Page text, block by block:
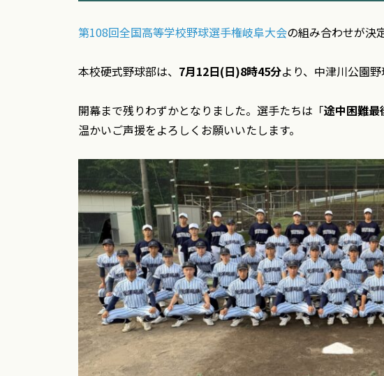
第108回全国高等学校野球選手権岐阜大会の組み合わせが決
本校硬式野球部は、 7月12日(日)8時45分より、中津川公園
開幕まで残りわずかとなりました。選手たちは「途中困難最
温かいご声援をよろしくお願いいたします。